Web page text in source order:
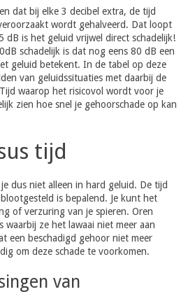
dat bij elke 3 decibel extra, de tijd
wordt gehalveerd. Dat loopt
dB is het geluid vrijwel direct schadelijk!
schadelijk is dat nog eens 80 dB een
geluid betekent. In de tabel op deze
van geluidssituaties met daarbij de
waarop het risicovol wordt voor je
zien hoe snel je gehoorschade op kan
tijd
dus niet alleen in hard geluid. De tijd
is bepalend. Je kunt het
of verzuring van je spieren. Oren
waarbij ze het lawaai niet meer aan
een beschadigd gehoor niet meer
om deze schade te voorkomen.
van